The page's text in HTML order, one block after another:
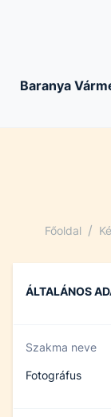
Baranya
Főoldal /
ÁLTALÁNOS
Szakma neve
Fotográfus